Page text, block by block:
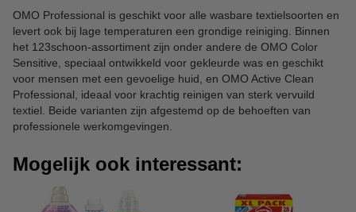
OMO Professional is geschikt voor alle wasbare textielsoorten en
levert ook bij lage temperaturen een grondige reiniging. Binnen
het 123schoon-assortiment zijn onder andere de OMO Color
Sensitive, speciaal ontwikkeld voor gekleurde was en geschikt
voor mensen met een gevoelige huid, en OMO Active Clean
Professional, ideaal voor krachtig reinigen van sterk vervuild
textiel. Beide varianten zijn afgestemd op de behoeften van
professionele werkomgevingen.
Mogelijk ook interessant: